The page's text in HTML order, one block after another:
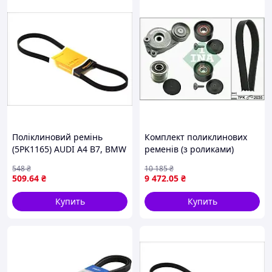
Поліклиновий ремінь
(5PK1165) AUDI A4 B7, BMW
XM, FIAT PALIO, SIENA,
FORD USA PROBE II, HONDA
JAZZ II,
509.64 ₴
548₴
Купить
Комплект поликлинових
ременів (з роликами)
(S203), C T-MODEL (S204), C
(W203), C (W204), CLK
(A209), CLK
9 472.05 ₴
10 185₴
Купить